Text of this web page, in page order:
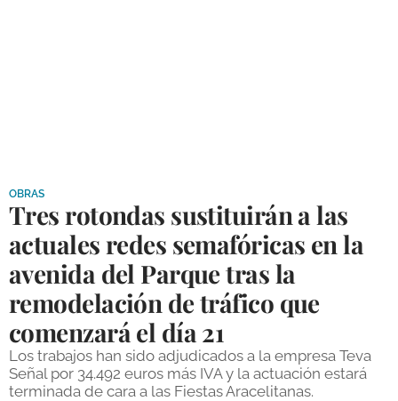
DEPORTES
COMPETICIONES
DEPORTE BASE
OPINIÓN
VENTANA CIUDADANA
OBRAS
Tres rotondas sustituirán a las
actuales redes semafóricas en la
avenida del Parque tras la
remodelación de tráfico que
comenzará el día 21
Los trabajos han sido adjudicados a la empresa Teva
Señal por 34.492 euros más IVA y la actuación estará
terminada de cara a las Fiestas Aracelitanas.